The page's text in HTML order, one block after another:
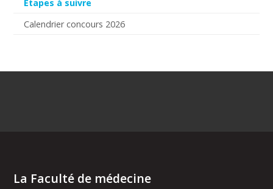
Étapes à suivre
Calendrier concours 2026
La Faculté de médecine